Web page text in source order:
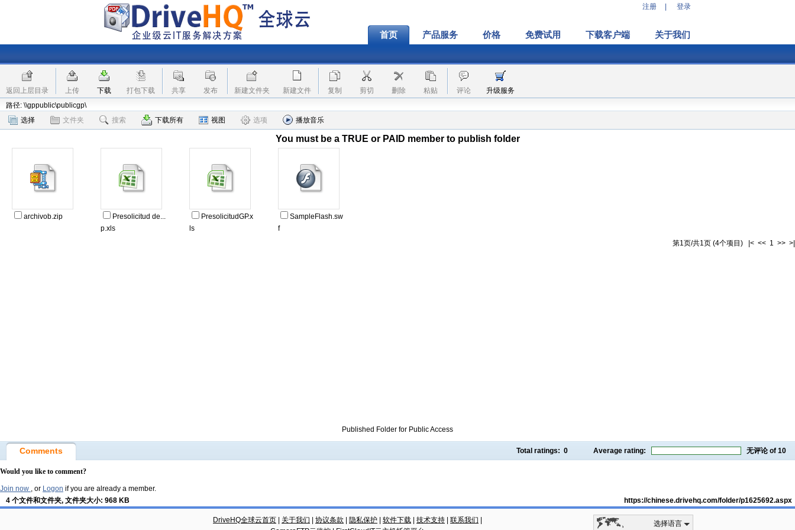
注册 登录
首页 产品服务 价格 免费试用 下载客户端 关于我们
返回上层目录 上传 下载 打包下载 共享 发布 新建文件夹 新建文件 复制 剪切 删除 粘贴 评论
升级服务
路径: \\gppublic\publicgp\
选择
文件夹 搜索 下载所有 视图 选项 播放音乐
You must be a TRUE or PAID member to publish folder
archivob.zip
Presolicitud de...
p.xls
PresolicitudGP.x
ls
SampleFlash.sw
f
第1页/共1页 (4个项目) |< << 1 >> >|
Published Folder for Public Access
Comments Total ratings: 0 Average rating: 无评论of 10
Would you like to comment?
Join now , or Logon if you are already a member.
4 个文件和文件夹, 文件夹大小: 968 KB
https://chinese.drivehq.com/folder/p1625692.aspx
DriveHQ全球云首页 关于我们 协议条款 隐私保护 软件下载 技术支持 联系我们 选择语言